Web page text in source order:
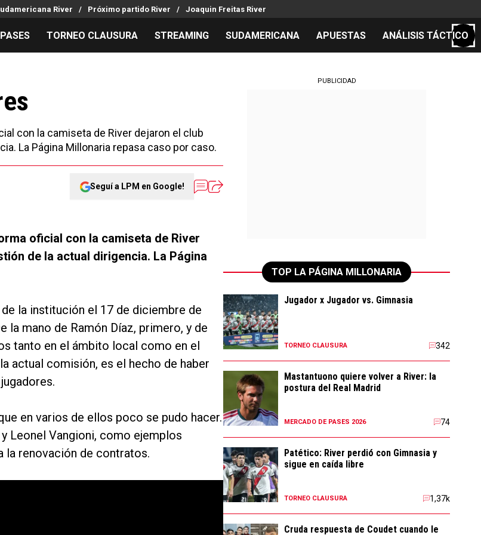
River Próximo partido River Joaquin Freitas River
Los goles de River
Pronósticos
Apuesta del día
TORNEO CLAUSURA STREAMING SUDAMERICANA APUESTAS ANÁLISIS TÁCTICO
con la camiseta de River dejaron el club
La Página Millonaria repasa caso por caso.
Seguí a LPM en Google!
oficial con la camiseta de River
de la actual dirigencia. La Página
la institución el 17 de diciembre de
la mano de Ramón Díaz, primero, y de
tanto en el ámbito local como en el
actual comisión, es el hecho de haber
en varios de ellos poco se pudo hacer.
Leonel Vangioni, como ejemplos
la renovación de contratos.
PUBLICIDAD
TOP LA PÁGINA MILLONARIA
Jugador x Jugador vs. Gimnasia
TORNEO CLAUSURA 342
Mastantuono quiere volver a River: la
postura del Real Madrid
MERCADO DE PASES 2026 74
Patético: River perdió con Gimnasia y
sigue en caída libre
TORNEO CLAUSURA 1,37k
Cruda respuesta de Coudet cuando le